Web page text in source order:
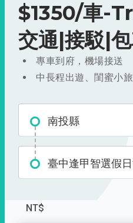
$1350/車-
交通|接駁|
專車到府，機場接送
中長程出遊、閨蜜小
南投縣
臺中逢甲智選假
NT$